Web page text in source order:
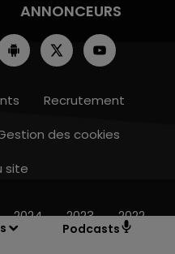
Podcasts
ANNONCEURS
Recrutement
des cookies
site
2024 2023 2022